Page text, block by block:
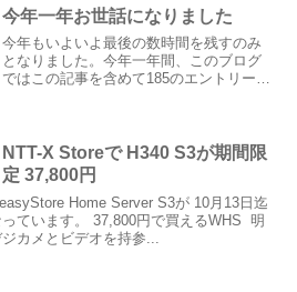
アクセスする方法をご紹介してきまし
た。...
今年一年お世話になりました
今年もいよいよ最後の数時間を残すのみ
となりました。今年一年間、このブログ
ではこの記事を含めて185のエントリーを
ています。ありがと...
NTT-X Storeで H340 S3が期間限
定 37,800円
Home Server S3が 10月13日迄
ています。 37,800円で買えるWHS 明
カメとビデオを持参...